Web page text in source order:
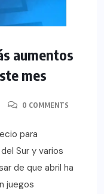
aumentos
mes
0 COMMENTS
para
Sur y varios
de que abril ha
juegos